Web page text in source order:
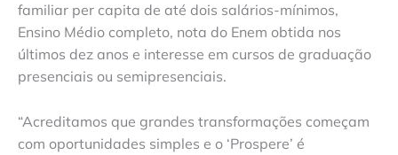
familiar per capita de até dois salários-mínimos,
Ensino Médio completo, nota do Enem obtida nos
últimos dez anos e interesse em cursos de graduação
presenciais ou semipresenciais.
“Acreditamos que grandes transformações começam
com oportunidades simples e o ‘Prospere’ é